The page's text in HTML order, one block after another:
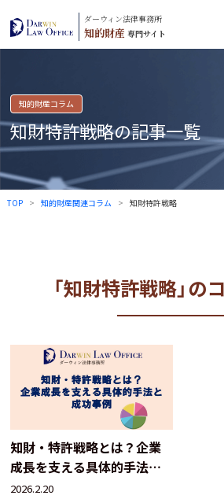
ダーウィン法律事務所
知的財産 専門サイト
知的財産コラム
知財特許戦略の記事一覧
TOP 知的財産関連コラム 知財特許戦略
「知財特許戦略」の
知財・特許戦略とは？企業
成長を支える具体的手法と
成功事例
2026.2.20